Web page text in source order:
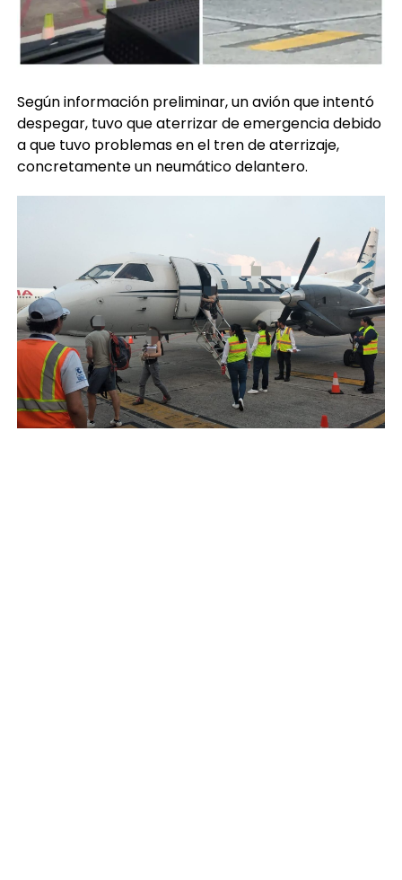
Según información preliminar, un avión que intentó
despegar, tuvo que aterrizar de emergencia debido
a que tuvo problemas en el tren de aterrizaje,
concretamente un neumático delantero.